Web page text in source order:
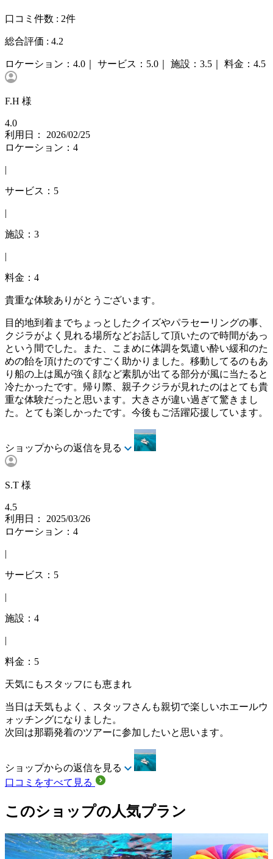
口コミ件数 : 2件
総合評価 : 4.2
ロケーション： 4.0｜ サービス： 5.0｜ 施設： 3.5｜ 料金： 4.5
F.H 様
4.0
利用日： 2026/02/25
ロケーション：4
|
サービス：5
|
施設：3
|
料金：4
貴重な体験ありがとうございます。
目的地到着までちょっとしたクイズやパラセーリングの事、
クジラがよく見れる場所などお話して頂いたので時間があっ
という間でした。また、こまめに体調を気遣い酔い緩和のた
めの飴を頂けたのですごく助かりました。移動してるのもあ
り船の上は風が強く顔など素肌が出てる部分が風に当たると
冷たかったです。帰り際、親子クジラが見れたのはとても貴
重な体験だったと思います。大きさが違い過ぎて驚きまし
た。とても楽しかったです。今後もご活躍応援しています。
ショップからの返信を見る
S.T 様
4.5
利用日： 2025/03/26
ロケーション：4
|
サービス：5
|
施設：4
|
料金：5
天気にもスタッフにも恵まれ
当日は天気もよく、スタッフさんも親切で楽しいホエールウ
ォッチングになりました。
次回は那覇発着のツアーに参加したいと思います。
ショップからの返信を見る
口コミをすべて見る
このショップの人気プラン